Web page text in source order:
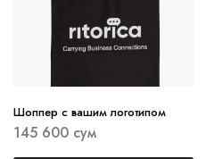
Шоппер с вашим логотипом
145 600 сум